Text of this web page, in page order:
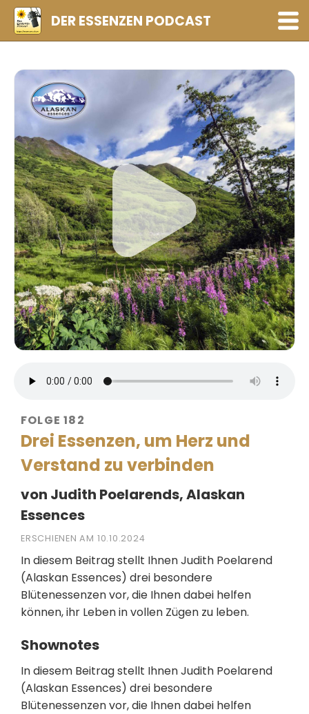
DER ESSENZEN PODCAST
Playlists
Abonnieren
FOLGE 182
Drei Essenzen, um Herz und
Verstand zu verbinden
von Judith Poelarends, Alaskan
Essences
ERSCHIENEN AM 10.10.2024
In diesem Beitrag stellt Ihnen Judith Poelarend
(Alaskan Essences) drei besondere
Blütenessenzen vor, die Ihnen dabei helfen
können, ihr Leben in vollen Zügen zu leben.
Shownotes
In diesem Beitrag stellt Ihnen Judith Poelarend
(Alaskan Essences) drei besondere
Blütenessenzen vor, die Ihnen dabei helfen